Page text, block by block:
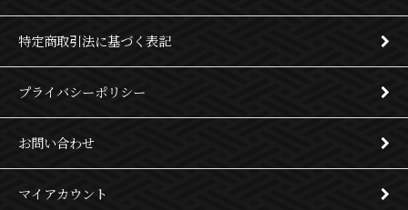
特定商取引法に基づく表記
プライバシーポリシー
お問い合わせ
マイアカウント